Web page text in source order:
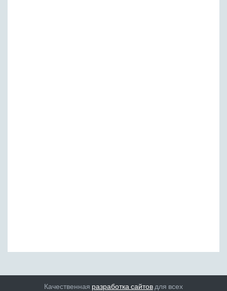
Качественная разработка сайтов для всех